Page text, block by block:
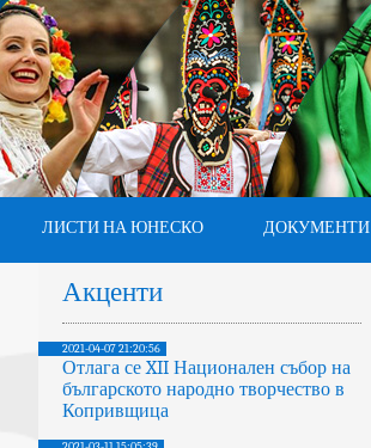
ЛИСТИ НА ЮНЕСКО ДОКУМЕНТИ
Акценти
2021-04-07 21:20:56
Отлага се XII Национален събор на
българското народно творчество в
Копривщица